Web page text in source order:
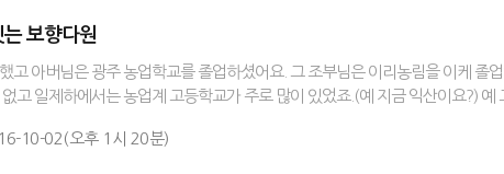
보향다원
고 아버님은 광주 농업학교를 졸업하셨어요. 그 조부님은 이리농림을 이케 졸
고 일제하에서는 농업계 고등학교가 주로 많이 있었죠.(예 지금 익산이요?)
10-02(오후 1시 20분)